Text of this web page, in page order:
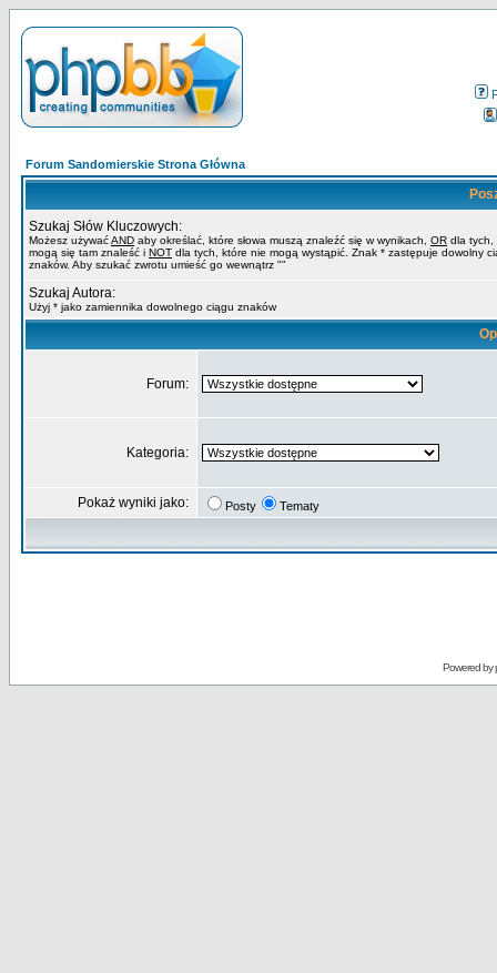
Forum Sandomierskie Strona Główna
Szukaj Słów Kluczowych:
Możesz używaćAND aby określać, które słowa muszą znaleźć się w wynikach, OR dla tych,
mogą się tam znaleść i NOT dla tych, które nie mogą wystąpić. Znak * zastępuje dowolny
znaków. Aby szukać zwrotu umieść go wewnątrz ""
Szukaj Autora:
Użyj * jako zamiennika dowolnego ciągu znaków
Forum:
Kategoria:
Pokaż wyniki jako: Posty Tematy
Powered by